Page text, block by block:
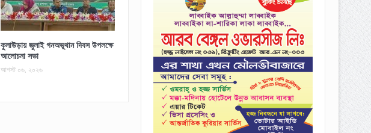
কুলাউড়ায় জুলাই গনঅভূথান দিবস উপলক্ষে
আলোচনা সভা
আগস্ট ০৬, ২০২৬